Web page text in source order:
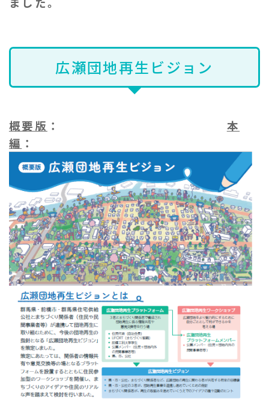
広瀬団地再生ビジョン
概要版 ： 本
編 ：